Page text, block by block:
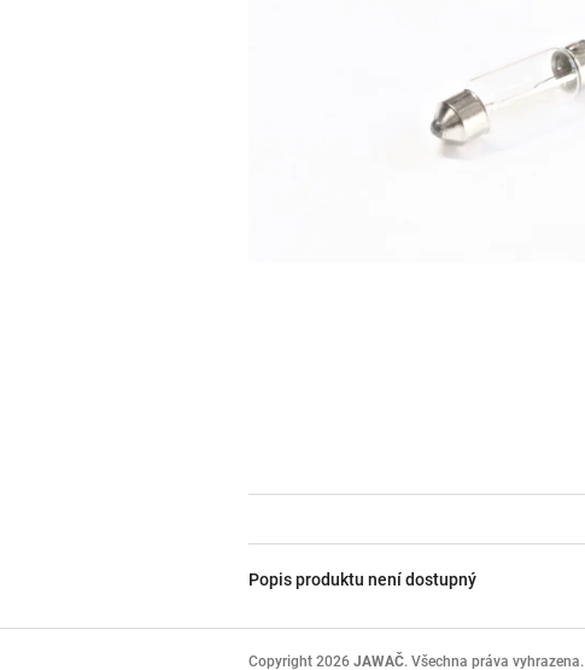
Popis produktu není dostupný
Copyright 2026 JAWAČ. Všechna práva vyhrazena.